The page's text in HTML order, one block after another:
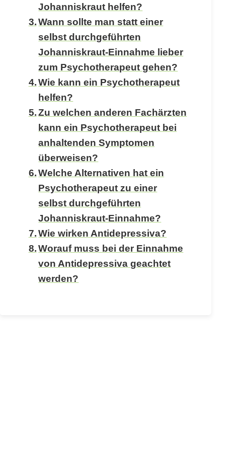
Johanniskraut helfen?
Wann sollte man statt einer
selbst durchgeführten
Johanniskraut-Einnahme lieber
zum Psychotherapeut gehen?
Wie kann ein Psychotherapeut
helfen?
Zu welchen anderen Fachärzten
kann ein Psychotherapeut bei
anhaltenden Symptomen
überweisen?
Welche Alternativen hat ein
Psychotherapeut zu einer
selbst durchgeführten
Johanniskraut-Einnahme?
Wie wirken Antidepressiva?
Worauf muss bei der Einnahme
von Antidepressiva geachtet
werden?